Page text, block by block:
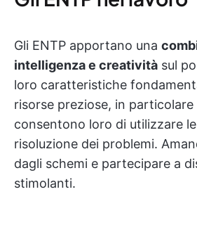
Gli ENTP apportano una
intelligenza e creatività sul
loro caratteristiche
risorse preziose, in particolare
consentono loro di utilizzare
risoluzione dei problemi.
dagli schemi e partecipare a
stimolanti.